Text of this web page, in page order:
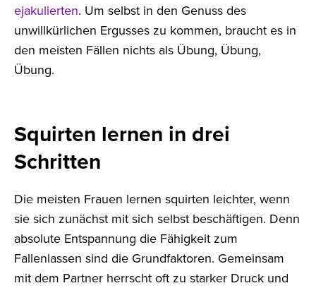
ejakulierten. Um selbst in den Genuss des
unwillkürlichen Ergusses zu kommen, braucht es in
den meisten Fällen nichts als Übung, Übung,
Übung.
Squirten lernen in drei
Schritten
Die meisten Frauen lernen squirten leichter, wenn
sie sich zunächst mit sich selbst beschäftigen. Denn
absolute Entspannung die Fähigkeit zum
Fallenlassen sind die Grundfaktoren. Gemeinsam
mit dem Partner herrscht oft zu starker Druck und